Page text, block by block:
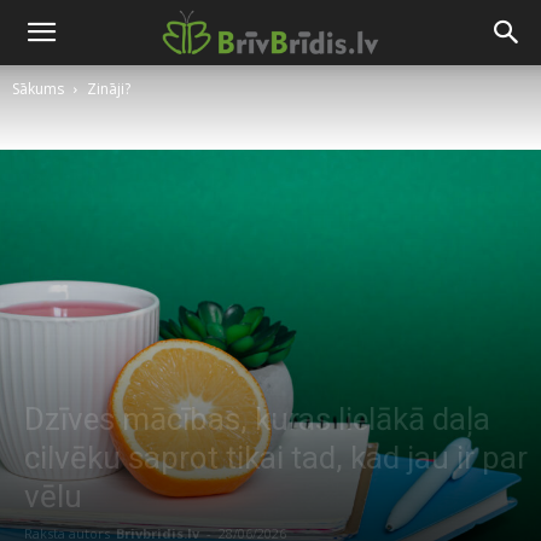
Sākums Zināji?
Dzīves mācības, kuras lielākā daļa
cilvēku saprot tikai tad, kad jau ir par
vēlu
Raksta autors Brivbridis.lv - 28/06/2026